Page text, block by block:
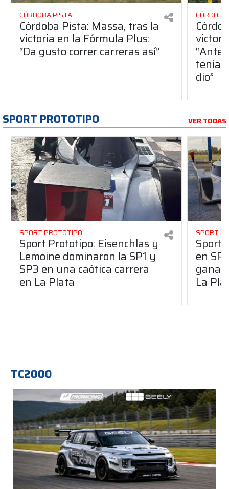
CÓRDOBA PISTA
Córdoba Pista: Massa, tras la
victoria en la Fórmula Plus:
“Da gusto correr carreras así”
dio”
SPORT PROTOTIPO VER TODAS
SPORT PROTOTIPO
Sport Prototipo: Eisenchlas y
Lemoine dominaron la SP1 y
SP3 en una caótica carrera
en La Plata
SPORT
Sport
en
La
TC2000